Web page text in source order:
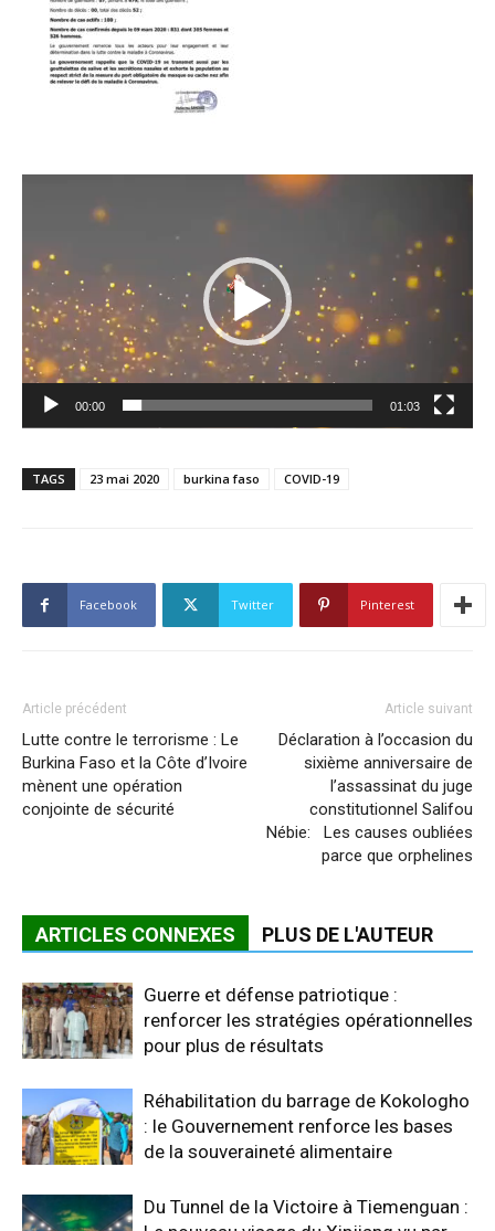
Lecteur
00:00 01:03
TAGS 23 mai 2020 burkina faso COVID-19
Facebook Twitter Pinterest
Article précédent
Lutte contre le terrorisme : Le
Burkina Faso et la Côte d’Ivoire
mènent une opération
conjointe de sécurité
Article suivant
Déclaration à l’occasion du
sixième anniversaire de
l’assassinat du juge
constitutionnel Salifou
Nébie: Les causes oubliées
parce que orphelines
ARTICLES CONNEXES PLUS DE L'AUTEUR
Guerre et défense patriotique :
renforcer les stratégies opérationnelles
pour plus de résultats
Réhabilitation du barrage de Kokologho
: le Gouvernement renforce les bases
de la souveraineté alimentaire
Du Tunnel de la Victoire à Tiemenguan :